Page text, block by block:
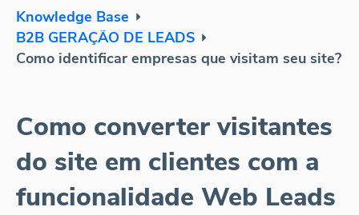
Knowledge Base
B2B GERAÇÃO DE LEADS
Como identificar empresas que visitam seu site?
Como converter visitantes
do site em clientes com a
funcionalidade Web Leads